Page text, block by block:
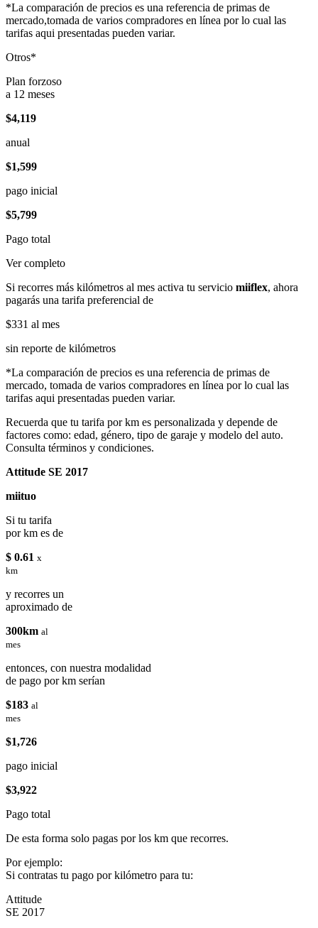
*La comparación de precios es una referencia de primas de
mercado,tomada de varios compradores en línea por lo cual las
tarifas aqui presentadas pueden variar.
Otros*
Plan forzoso
a 12 meses
$4,119
anual
$1,599
pago inicial
$5,799
Pago total
Ver completo
Si recorres más kilómetros al mes activa tu servicio miiflex, ahora
pagarás una tarifa preferencial de
$331 al mes
sin reporte de kilómetros
*La comparación de precios es una referencia de primas de
mercado, tomada de varios compradores en línea por lo cual las
tarifas aqui presentadas pueden variar.
Recuerda que tu tarifa por km es personalizada y depende de
factores como: edad, género, tipo de garaje y modelo del auto.
Consulta términos y condiciones.
Attitude SE 2017
miituo
Si tu tarifa
por km es de
$ 0.61 x
km
y recorres un
aproximado de
300km al
mes
entonces, con nuestra modalidad
de pago por km serían
$183 al
mes
$1,726
pago inicial
$3,922
Pago total
De esta forma solo pagas por los km que recorres.
Por ejemplo:
Si contratas tu pago por kilómetro para tu:
Attitude
SE 2017